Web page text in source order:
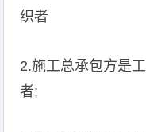
织者
2.施工总承包方是
者;